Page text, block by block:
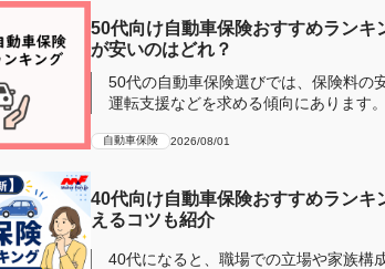
50代向け自動車保険おすすめラン
が安いのはどれ？
50代の自動車保険選びでは、保険料の
運転支援などを求める傾向にあります。 そこで補償内容と50代の口コミ・評判を自動車と保
自動車保険 2026/08/01
40代向け自動車保険おすすめラン
えるコツも紹介
40代になると、職場での立場や家族構